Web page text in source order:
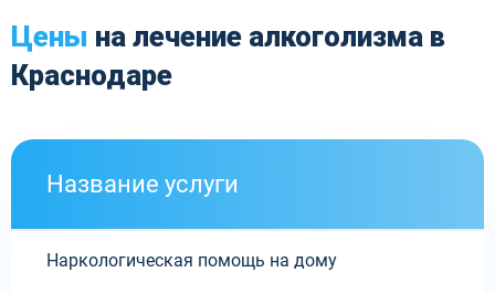
Цены на лечение алкоголизма в
Краснодаре
Название услуги
Наркологическая помощь на дому